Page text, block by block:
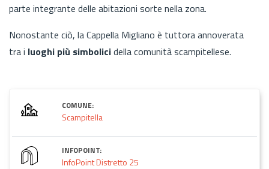
parte integrante delle abitazioni sorte nella zona.
Nonostante ciò, la Cappella Migliano è tuttora annoverata
tra i luoghi più simbolicidella comunità scampitellese.
COMUNE:
Scampitella
INFOPOINT:
InfoPoint Distretto 25